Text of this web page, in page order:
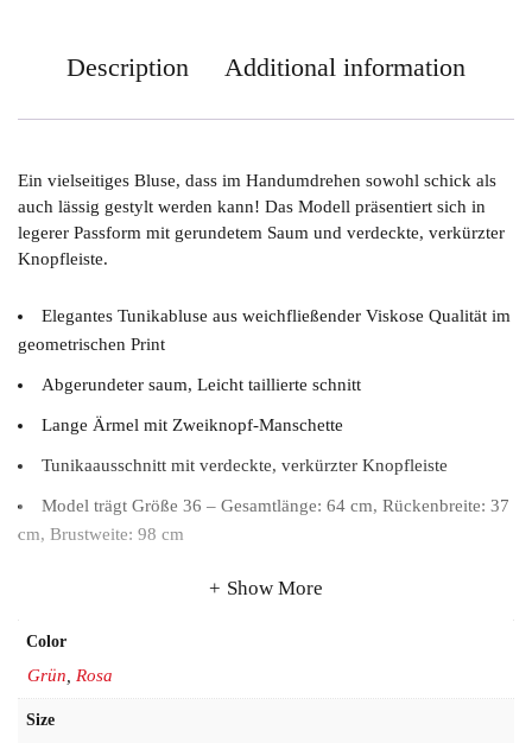
Description Additional information
Ein vielseitiges Bluse, dass im Handumdrehen sowohl schick als
auch lässig gestylt werden kann! Das Modell präsentiert sich in
legerer Passform mit gerundetem Saum und verdeckte, verkürzter
Knopfleiste.
Elegantes Tunikabluse aus weichfließender Viskose Qualität im
geometrischen Print
Abgerundeter saum, Leicht taillierte schnitt
Lange Ärmel mit Zweiknopf-Manschette
Tunikaausschnitt mit verdeckte, verkürzter Knopfleiste
Model trägt Größe 36 – Gesamtlänge: 64 cm, Rückenbreite: 37
cm, Brustweite: 98 cm
Show More
Color
Grün, Rosa
Size